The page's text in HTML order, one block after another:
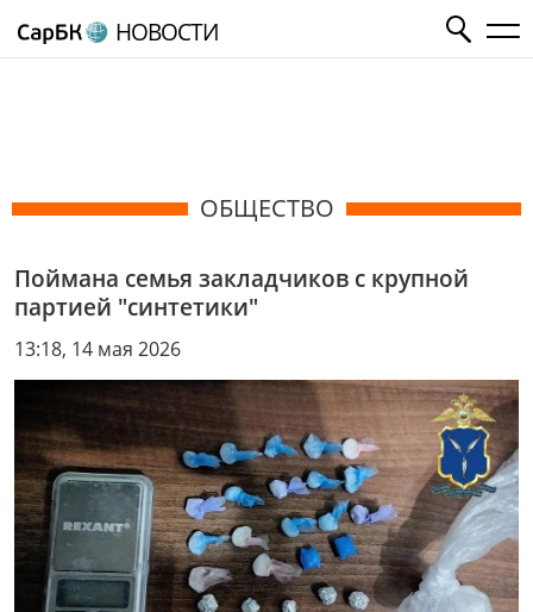
НОВОСТИ
ОБЩЕСТВО
Поймана семья закладчиков с крупной
партией "синтетики"
13:18, 14 мая 2026